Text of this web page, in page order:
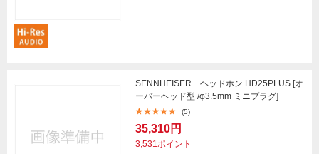
SENNHEISER ヘッドホン HD25PLUS [オ
ーバーヘッド型 /φ3.5mm ミニプラグ]
(5)
35,310円
3,531ポイント